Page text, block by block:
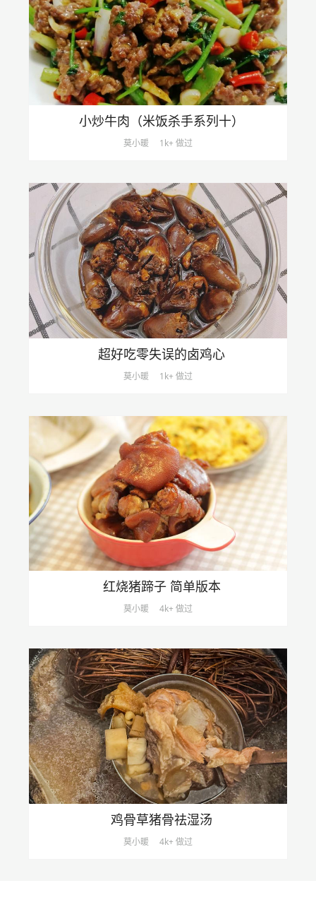
小炒牛肉（米饭杀手系列十）
莫小暖 1k+ 做过
超好吃零失误的卤鸡心
莫小暖 1k+ 做过
红烧猪蹄子 简单版本
莫小暖 4k+ 做过
鸡骨草猪骨祛湿汤
莫小暖 4k+ 做过